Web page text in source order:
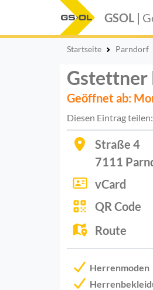
GSOL |
Startseite Parndorf
Gstettner
Geöffnet ab:
Diesen Eintrag teilen:
Straße 4
7111
vCard
QR Code
Route
Herrenmoden